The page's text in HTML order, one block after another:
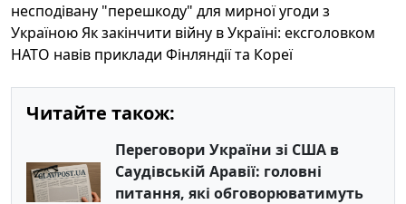
несподівану "перешкоду" для мирної угоди з
Україною Як закінчити війну в Україні: ексголовком
НАТО навів приклади Фінляндії та Кореї
Читайте також:
Переговори України зі США в
Саудівській Аравії: головні
питання, які обговорюватимуть